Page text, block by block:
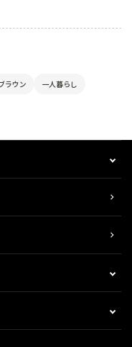
ラウン 一人暮らし